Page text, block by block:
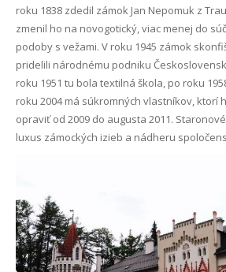
roku 1838 zdedil zámok Jan Nepomuk z
zmenil ho na novogotický, viac menej do
podoby s vežami. V roku 1945 zámok
pridelili národnému podniku
roku 1951 tu bola textilná škola, po roku
roku 2004 má súkromných vlastníkov, ktorí
opraviť od 2009 do augusta 2011.
luxus zámockých izieb a nádheru